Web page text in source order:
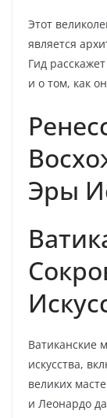
Этот
является
Гид
и о том, как
Эры
Ватиканские
искусства,
великих
и Леонардо